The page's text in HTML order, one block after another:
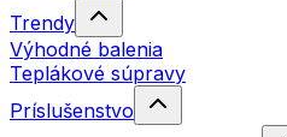
Trendy
Výhodné balenia
Teplákové súpravy
Príslušenstvo